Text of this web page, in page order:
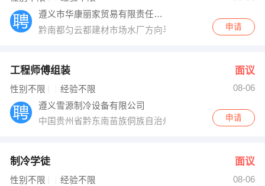
遵义市华康丽家贸易有限责任公司
黔南都匀云都建材市场水厂方向马可波罗瓷砖
申请
工程师傅组装 面议
性别不限 经验不限
08-06
遵义雪源制冷设备有限公司
中国贵州省黔东南苗族侗族自治州凯里市迎宾大道6
申请
制冷学徒 面议
性别不限 经验不限
08-06